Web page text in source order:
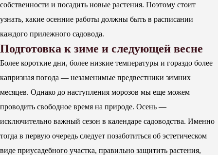
собственности и посадить новые растения. Поэтому стоит
узнать, какие осенние работы должны быть в расписании
каждого прилежного садовода.
Подготовка к зиме и следующей весне
Более короткие дни, более низкие температуры и гораздо более
капризная погода — незаменимые предвестники зимних
месяцев. Однако до наступления морозов мы еще можем
проводить свободное время на природе. Осень —
исключительно важный сезон в календаре садоводства. Именно
тогда в первую очередь следует позаботиться об эстетическом
виде приусадебного участка, правильно защитить растения,